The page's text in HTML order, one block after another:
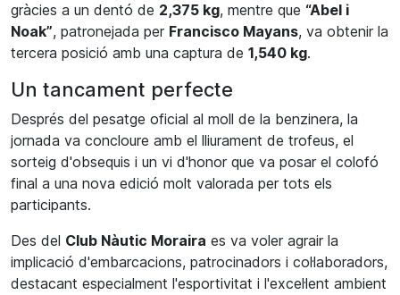
gràcies a un dentó de 2,375 kg, mentre que “Abel i
Noak”, patronejada per Francisco Mayans, va obtenir la
tercera posició amb una captura de 1,540 kg.
Un tancament perfecte
Després del pesatge oficial al moll de la benzinera, la
jornada va concloure amb el lliurament de trofeus, el
sorteig d'obsequis i un vi d'honor que va posar el colofó
final a una nova edició molt valorada per tots els
participants.
Des del Club Nàutic Moraira es va voler agrair la
implicació d'embarcacions, patrocinadors i col·laboradors,
destacant especialment l'esportivitat i l'excel·lent ambient